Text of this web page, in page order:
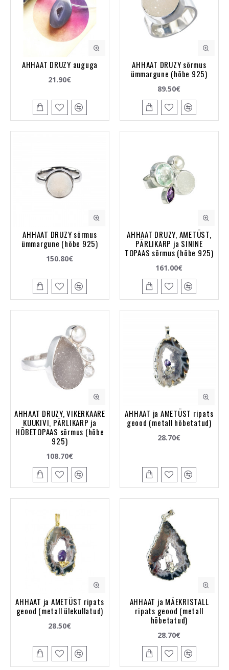
AHHAAT DRUZY auguga
21.90€
AHHAAT DRUZY sõrmus
ümmargune (hõbe 925)
89.50€
AHHAAT DRUZY sõrmus
ümmargune (hõbe 925)
150.80€
AHHAAT DRUZY, AMETÜST,
PÄRLIKARP ja SININE
TOPAAS sõrmus (hõbe 925)
161.00€
AHHAAT DRUZY, VIKERKAARE
KUUKIVI, PÄRLIKARP ja
HÕBETOPAAS sõrmus (hõbe
925)
108.70€
AHHAAT ja AMETÜST ripats
geood (metall hõbetatud)
28.70€
AHHAAT ja AMETÜST ripats
geood (metall ülekullatud)
28.50€
AHHAAT ja MÄEKRISTALL
ripats geood (metall
hõbetatud)
28.70€